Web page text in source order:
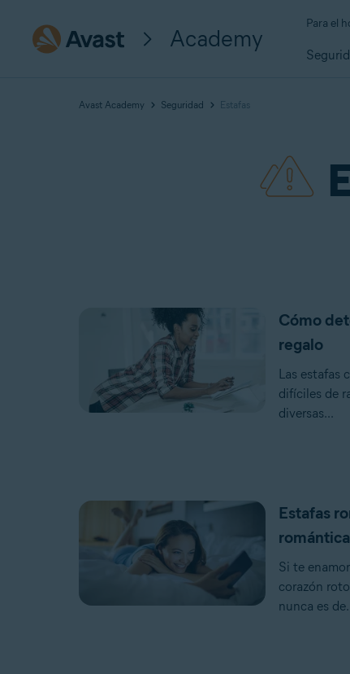
Academy
Para el
Avast Academy Seguridad Estafas
Cómo
regalo
Las estafas
difíciles de
diversas...
Estafas
Si te
corazón
nunca es